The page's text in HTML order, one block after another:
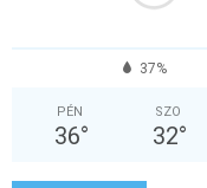
37%
PÉN
36°
SZO
32°